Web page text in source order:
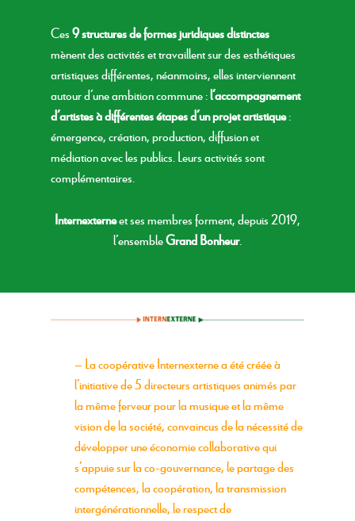
Ces 9 structures de formes juridiquesdistinctes
mènent des activités et travaillent sur des esthétiques
artistiques différentes, néanmoins, elles interviennent
autour d’une ambition commune :l’accompagnement
d’artistes à différentes étapes d’un projet artistique:
émergence, création, production, diffusion et
médiation avec les publics. Leurs activités sont
complémentaires.
Internexterneet ses membres forment, depuis 2019,
l’ensembleGrand Bonheur.
– La coopérative Internexterne a été créée à
l’initiative de5 directeurs artistiques animés par
la même ferveur pour la musique et la même
vision de la société, convaincus de la nécessité de
développer une économie collaborative qui
s’appuie sur la co-gouvernance, lepartage des
compétences, la coopération, la transmission
intergénérationnelle, lerespect de